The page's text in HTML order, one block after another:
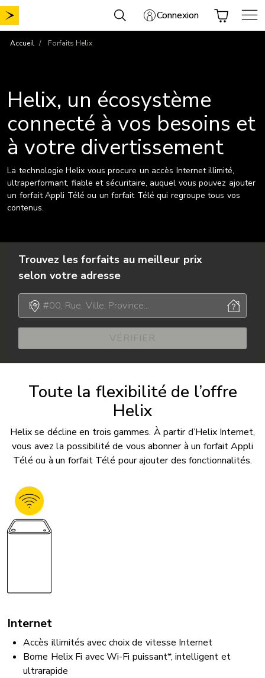
Aller
au
Connexion
Accueil Forfaits Helix
Helix, un écosystème
connecté à vos besoins et
à votre divertissement
La technologie Helix vous procure un accès Internet illimité,
ultraperformant, fiable et sécuritaire, auquel vous pouvez ajouter
un forfait Appli Télé ou un forfait Télé qui regroupe tous vos
contenus.
Trouvez les forfaits au meilleur prix
selon votre adresse
Toute la flexibilité de l’offre
Helix
Helix se décline en trois gammes. À partir d’Helix Internet,
vous avez la possibilité de vous abonner à un forfait Appli
Télé ou à un forfait Télé pour ajouter des fonctionnalités.
Internet
Accès illimités avec choix de vitesse Internet
Borne Helix Fi avec Wi-Fi puissant*, intelligent et
ultrarapide